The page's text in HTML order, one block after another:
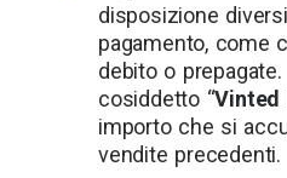
disposizione
pagamento, come
debito o
cosiddetto “Vinted
importo che si
vendite precedenti.